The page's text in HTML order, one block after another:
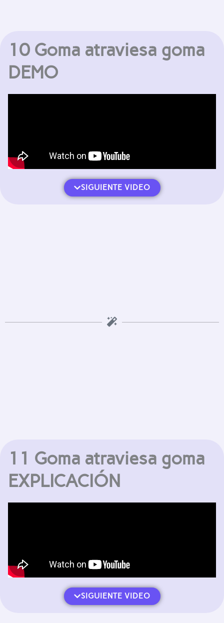
10 Goma atraviesa goma
DEMO
SIGUIENTE VIDEO
11 Goma atraviesa goma
EXPLICACIÓN
SIGUIENTE VIDEO